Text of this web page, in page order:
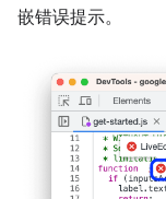
嵌错误提示。